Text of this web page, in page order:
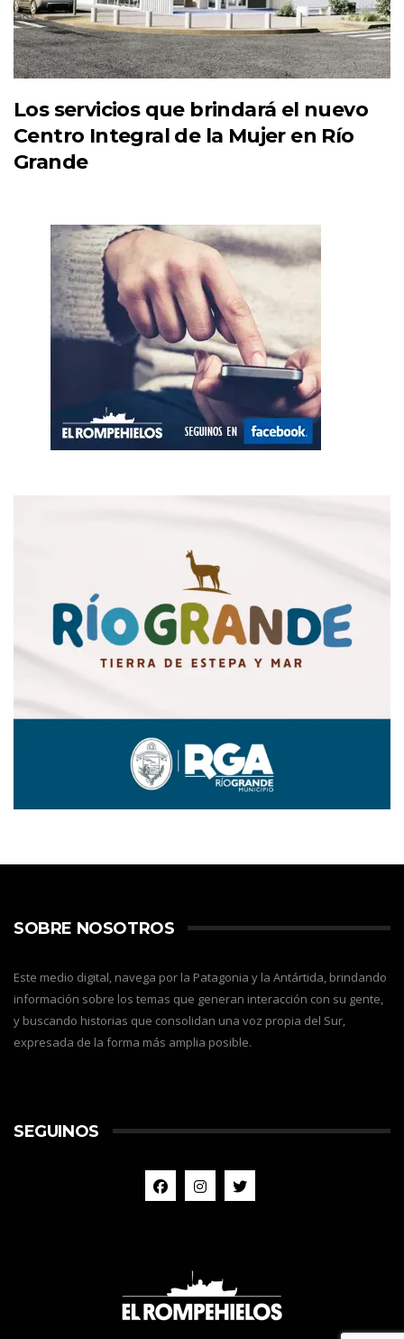
Los servicios que brindará el nuevo
Centro Integral de la Mujer en Río
Grande
SOBRE NOSOTROS
Este medio digital, navega por la Patagonia y la Antártida, brindando
información sobre los temas que generan interacción con su gente,
y buscando historias que consolidan una voz propia del Sur,
expresada de la forma más amplia posible.
SEGUINOS